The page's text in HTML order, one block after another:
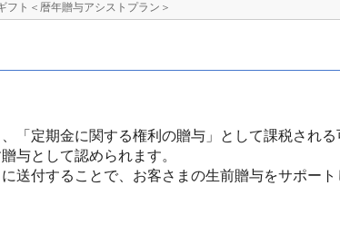
フト＜暦年贈与アシストプラン＞
「定期金に関する権利の贈与」として課税され
与として認められます。
送付することで、お客さまの生前贈与をサポート